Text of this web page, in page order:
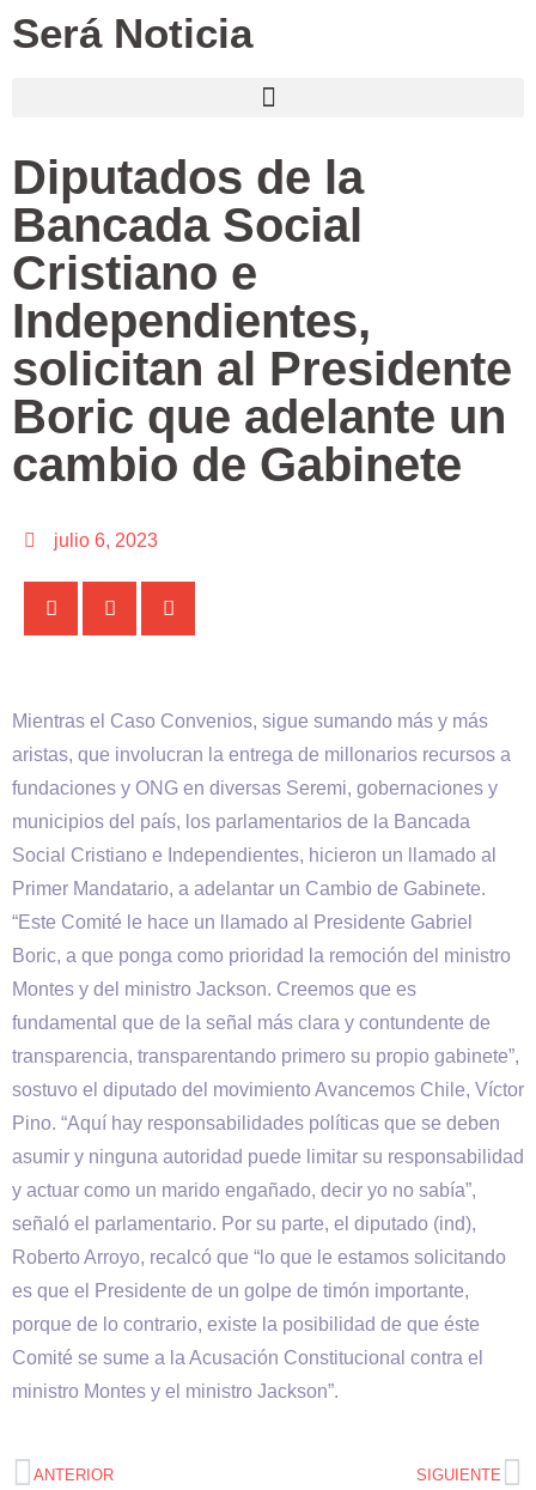
Será Noticia
Diputados de la
Bancada Social
Cristiano e
Independientes,
solicitan al Presidente
Boric que adelante un
cambio de Gabinete
julio 6, 2023
Mientras el Caso Convenios, sigue sumando más y más
aristas, que involucran la entrega de millonarios recursos a
fundaciones y ONG en diversas Seremi, gobernaciones y
municipios del país, los parlamentarios de la Bancada
Social Cristiano e Independientes, hicieron un llamado al
Primer Mandatario, a adelantar un Cambio de Gabinete.
“Este Comité le hace un llamado al Presidente Gabriel
Boric, a que ponga como prioridad la remoción del ministro
Montes y del ministro Jackson. Creemos que es
fundamental que de la señal más clara y contundente de
transparencia, transparentando primero su propio gabinete”,
sostuvo el diputado del movimiento Avancemos Chile, Víctor
Pino. “Aquí hay responsabilidades políticas que se deben
asumir y ninguna autoridad puede limitar su responsabilidad
y actuar como un marido engañado, decir yo no sabía”,
señaló el parlamentario. Por su parte, el diputado (ind),
Roberto Arroyo, recalcó que “lo que le estamos solicitando
es que el Presidente de un golpe de timón importante,
porque de lo contrario, existe la posibilidad de que éste
Comité se sume a la Acusación Constitucional contra el
ministro Montes y el ministro Jackson”.
ANTERIOR SIGUIENTE